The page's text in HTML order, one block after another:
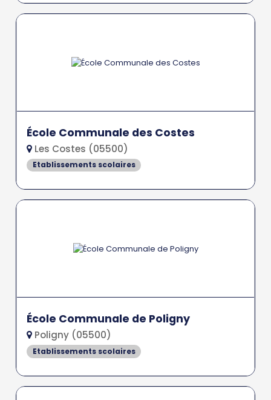
École Communale des Costes
Les Costes (05500)
Etablissements scolaires
École Communale de Poligny
Poligny (05500)
Etablissements scolaires